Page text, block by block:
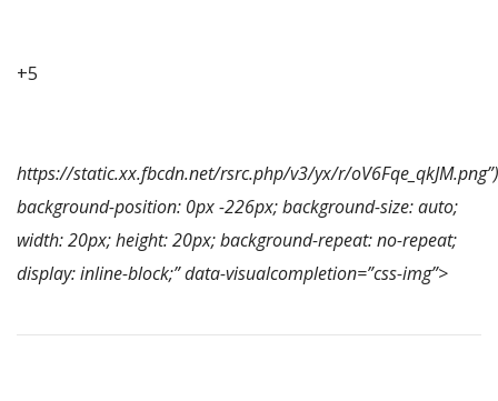
+5
https://static.xx.fbcdn.net/rsrc.php/v3/yx/r/
background-position: 0px -226px; background-size: auto;
width: 20px; height: 20px; background-repeat: no-repeat;
display: inline-block;” data-visualcompletion=”css-img”>